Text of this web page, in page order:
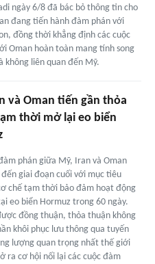
ngày 6/8 đã bác bỏ thông tin cho
đang tiến hành đàm phán với
đồng thời khẳng định các cuộc
Oman hoàn toàn mang tính song
không liên quan đến Mỹ.
và Oman tiến gần thỏa
thời mở lại eo biển
phán giữa Mỹ, Iran và Oman
giai đoạn cuối với mục tiêu
chế tạm thời bảo đảm hoạt động
eo biển Hormuz trong 60 ngày.
đồng thuận, thỏa thuận không
khôi phục lưu thông qua tuyến
lượng quan trọng nhất thế giới
ra cơ hội nối lại các cuộc đàm